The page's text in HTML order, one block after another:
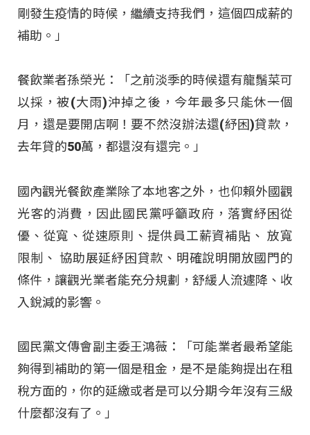
剛發生疫情的時候，繼續支持我們，這個四成薪的
補助。」
餐飲業者孫榮光：「之前淡季的時候還有龍鬚菜可
以採，被(大雨)沖掉之後，今年最多只能休一個
月，還是要開店啊！要不然沒辦法還(紓困)貸款，
去年貸的50萬，都還沒有還完。」
國內觀光餐飲產業除了本地客之外，也仰賴外國觀
光客的消費，因此國民黨呼籲政府，落實紓困從
優、從寬、從速原則、提供員工薪資補貼、 放寬
限制、 協助展延紓困貸款、明確說明開放國門的
條件，讓觀光業者能充分規劃，舒緩人流遽降、收
入銳減的影響。
國民黨文傳會副主委王鴻薇：「可能業者最希望能
夠得到補助的第一個是租金，是不是能夠提出在租
稅方面的，你的延繳或者是可以分期今年沒有三級
什麼都沒有了。」